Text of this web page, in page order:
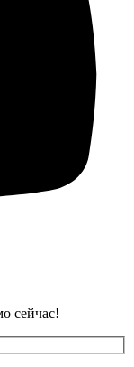
сейчас!